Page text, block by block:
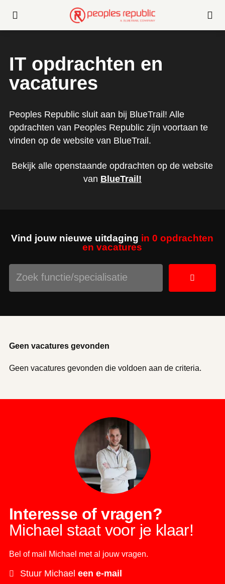
IT opdrachten en
vacatures
Peoples Republic sluit aan bij BlueTrail! Alle
opdrachten van Peoples Republic zijn voortaan te
vinden op de website van BlueTrail.
Bekijk alle openstaande opdrachten op de website
van BlueTrail !
Vind jouw nieuwe uitdaging in 0 opdrachten
en vacatures
Geen vacatures gevonden
Geen vacatures gevonden die voldoen aan de criteria.
Interesse of vragen?
Michael staat voor je klaar!
Bel of mail Michael met al jouw vragen.
Stuur Michael een e-mail